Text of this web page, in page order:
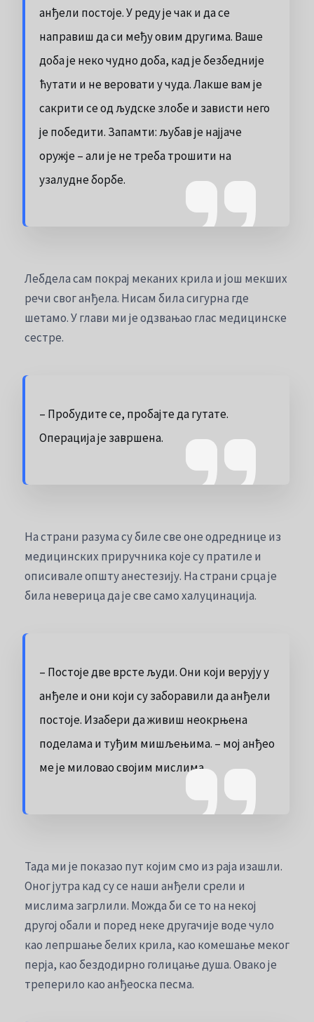
анђели постоје. У реду је чак и да се
направиш да си међу овим другима. Ваше
доба је неко чудно доба, кад је безбедније
ћутати и не веровати у чуда. Лакше вам је
сакрити се од људске злобе и зависти него
је победити. Запамти: љубав је најјаче
оружје – али је не треба трошити на
узалудне борбе.
Лебдела сам покрај меканих крила и још мекших
речи свог анђела. Нисам била сигурна где
шетамо. У глави ми је одзвањао глас медицинске
сестре.
– Пробудите се, пробајте да гутате.
Операција је завршена.
На страни разума су биле све оне одреднице из
медицинских приручника које су пратиле и
описивале општу анестезију. На страни срца је
била неверица да је све само халуцинација.
– Постоје две врсте људи. Они који верују у
анђеле и они који су заборавили да анђели
постоје. Изабери да живиш неокрњена
поделама и туђим мишљењима. – мој анђео
ме је миловао својим мислима.
Тада ми је показао пут којим смо из раја изашли.
Оног јутра кад су се наши анђели срели и
мислима загрлили. Можда би се то на некој
другој обали и поред неке другачије воде чуло
као лепршање белих крила, као комешање меког
перја, као бездодирно голицање душа. Овако је
треперило као анђеоска песма.